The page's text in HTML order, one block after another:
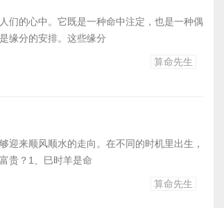
们的心中。它既是一种命中注定，也是一种偶
缘分的安排。这些缘分
算命先生
迎来顺风顺水的走向。在不同的时机里出生，
贵？1、巳时羊是命
算命先生